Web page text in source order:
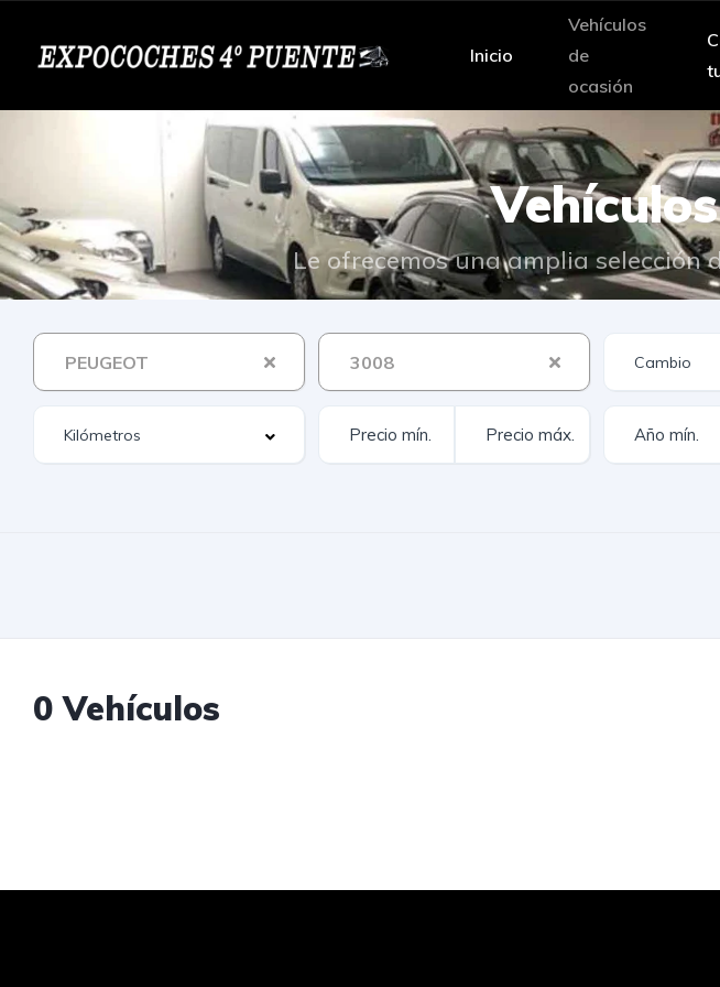
Inicio
Vehículos
de
ocasión
Le ofrecemos una amplia selección
PEUGEOT 3008
0 Vehículos